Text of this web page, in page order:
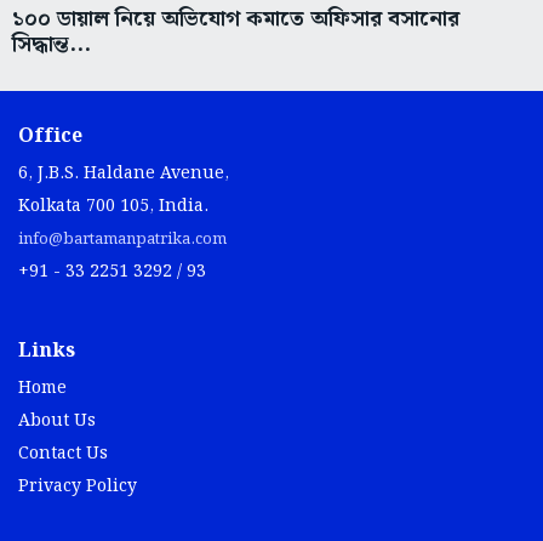
১০০ ডায়াল নিয়ে অভিযোগ কমাতে অফিসার বসানোর
সিদ্ধান্ত...
Office
6, J.B.S. Haldane Avenue,
Kolkata 700 105, India.
info@bartamanpatrika.com
+91 - 33 2251 3292 / 93
Links
Home
About Us
Contact Us
Privacy Policy